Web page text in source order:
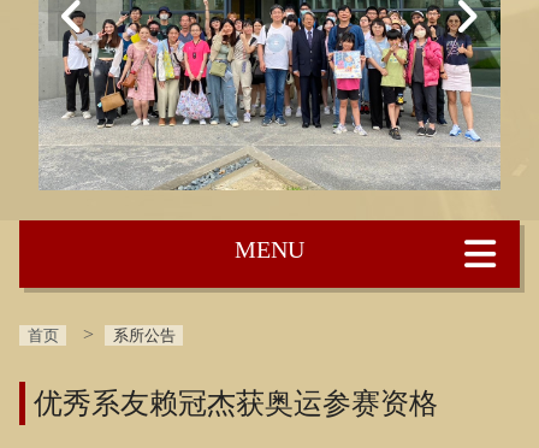
首页 系所公告
优秀系友赖冠杰获奥运参赛资格